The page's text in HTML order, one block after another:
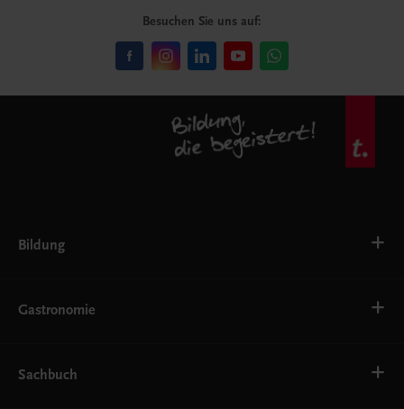
Besuchen Sie uns auf:
Bildung
AHS
EWF/ZWF
FW
Gastronomie
Getränke
Sachbuch